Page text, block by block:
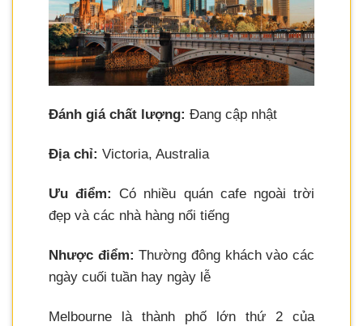
Đánh giá chất lượng: Đang cập nhật
Địa chỉ: Victoria, Australia
Ưu điểm:
Có nhiều quán cafe ngoài trời
đẹp và các nhà hàng nổi tiếng
Nhược điểm: Thường đông khách vào các
ngày cuối tuần hay ngày lễ
Melbourne là thành phố lớn thứ 2 của